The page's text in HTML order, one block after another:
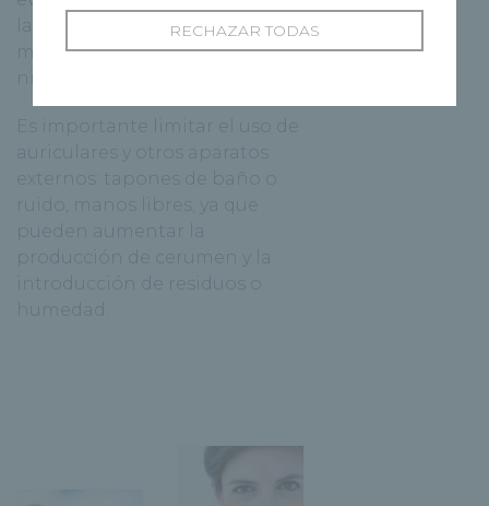
la segunda causa de consulta
médica más frecuente en los
Es importante
limitar el uso de
auriculares
y otros aparatos
externos: tapones de baño o
ruido, manos libres; ya que
pueden aumentar la
producción de cerumen y la
introducción de residuos o
humedad.
RECHAZAR TODAS